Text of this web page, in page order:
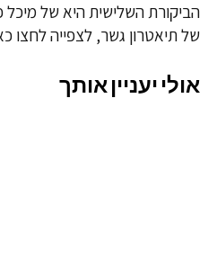
הביקורת השלישית היא של
של תיאטרון גשר, לצפייהלחצו
אולי יעניין אותך